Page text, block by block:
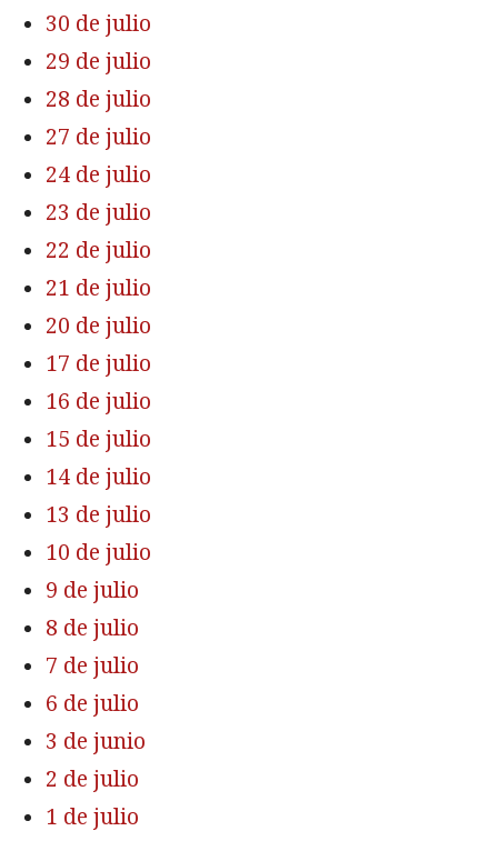
30 de julio
29 de julio
28 de julio
27 de julio
24 de julio
23 de julio
22 de julio
21 de julio
20 de julio
17 de julio
16 de julio
15 de julio
14 de julio
13 de julio
10 de julio
9 de julio
8 de julio
7 de julio
6 de julio
3 de junio
2 de julio
1 de julio